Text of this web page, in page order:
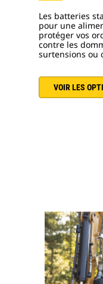
Les batteries
pour une
protéger vos
contre les
surtensions ou
VOIR LES